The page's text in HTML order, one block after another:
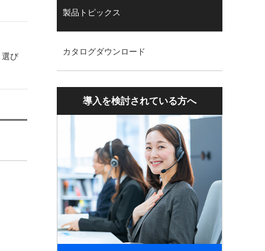
選び
製品トピックス
カタログダウンロード
導入を検討されている方へ